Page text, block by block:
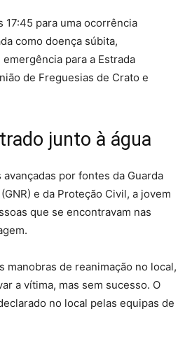
17:45 para uma ocorrência
como doença súbita,
para a Estrada
de Freguesias de Crato e
junto à água
por fontes da Guarda
e da Proteção Civil, a jovem
que se encontravam nas
manobras de reanimação no local,
a vítima, mas sem sucesso. O
no local pelas equipas de